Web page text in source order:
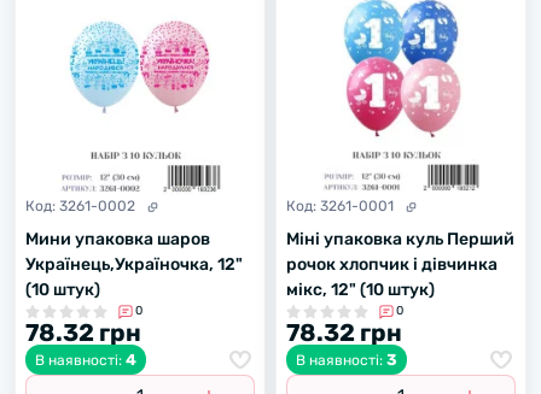
Код: 3261-0002
Мини упаковка шаров
Українець,Україночка, 12"
(10 штук)
0
78.32 грн
В наявності: 4
Код: 3261-0001
Міні упаковка куль Перший
рочок хлопчик і дівчинка
мікс, 12" (10 штук)
0
78.32 грн
В наявності: 3